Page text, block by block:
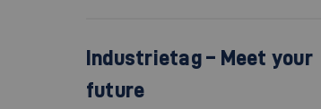
Industrietag – Meet your
future